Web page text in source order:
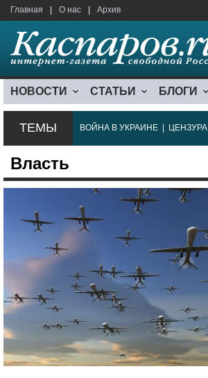
Главная О нас Архив
НОВОСТИ СТАТЬИ БЛОГИ
ТЕМЫ ВОЙНА В УКРАИНЕ ЦЕНЗУРА
Власть